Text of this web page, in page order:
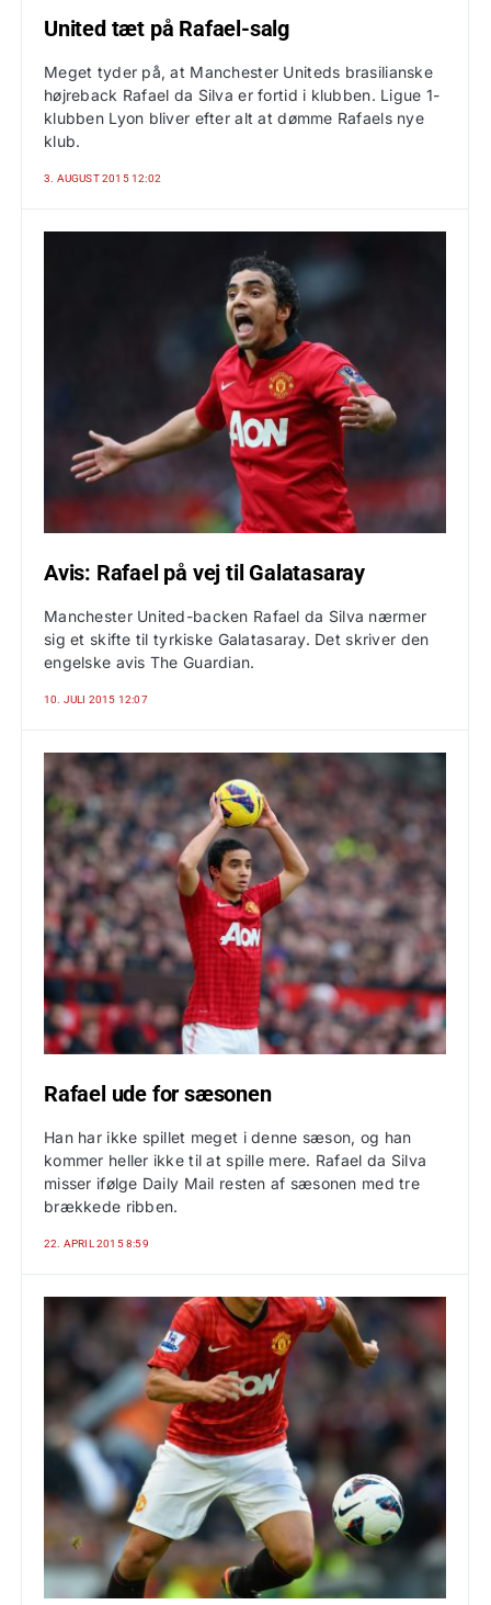
United tæt på Rafael-salg
Meget tyder på, at Manchester Uniteds brasilianske
højreback Rafael da Silva er fortid i klubben. Ligue 1-
klubben Lyon bliver efter alt at dømme Rafaels nye
klub.
3. AUGUST 2015 12:02
Avis: Rafael på vej til Galatasaray
Manchester United-backen Rafael da Silva nærmer
sig et skifte til tyrkiske Galatasaray. Det skriver den
engelske avis The Guardian.
10. JULI 2015 12:07
Rafael ude for sæsonen
Han har ikke spillet meget i denne sæson, og han
kommer heller ikke til at spille mere. Rafael da Silva
misser ifølge Daily Mail resten af sæsonen med tre
brækkede ribben.
22. APRIL 2015 8:59